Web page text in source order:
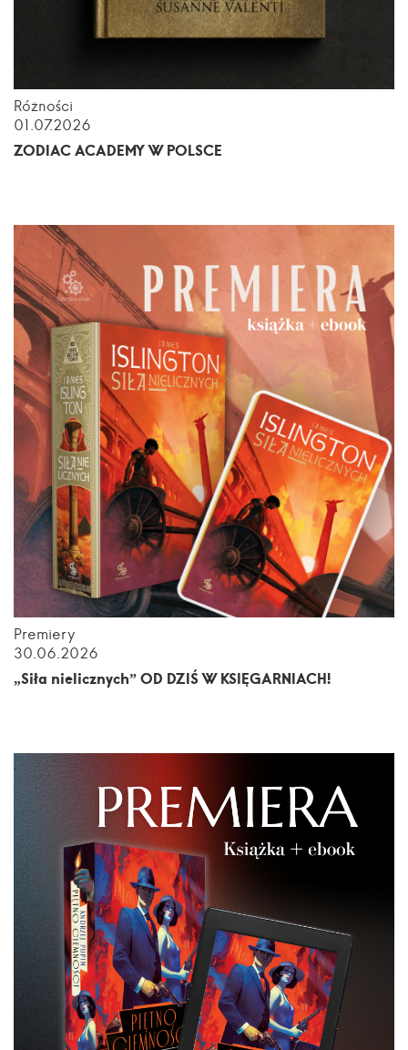
Różności
01.07.2026
ZODIAC ACADEMY W POLSCE
Premiery
30.06.2026
„Siła nielicznych” OD DZIŚ W KSIĘGARNIACH!